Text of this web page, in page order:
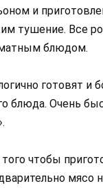
и
тушение. Все
блюдом.
готовят
блюда. Очень
чтобы
мясо